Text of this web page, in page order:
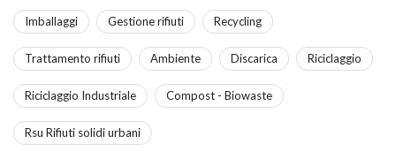
Imballaggi Gestione rifiuti Recycling
Trattamento rifiuti Ambiente Discarica Riciclaggio
Riciclaggio Industriale Compost - Biowaste
Rsu Rifiuti solidi urbani